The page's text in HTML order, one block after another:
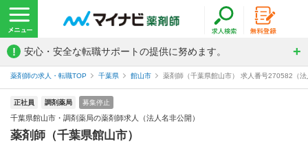
! 安心・安全な転職サポートの提供に努めます。
薬剤師の求人・転職TOP 千葉県 館山市 薬剤師（千葉県館山市） 求人番号270582（
正社員 調剤薬局 募集停止
千葉県館山市・調剤薬局の薬剤師求人（法人名非公開）
薬剤師（千葉県館山市）